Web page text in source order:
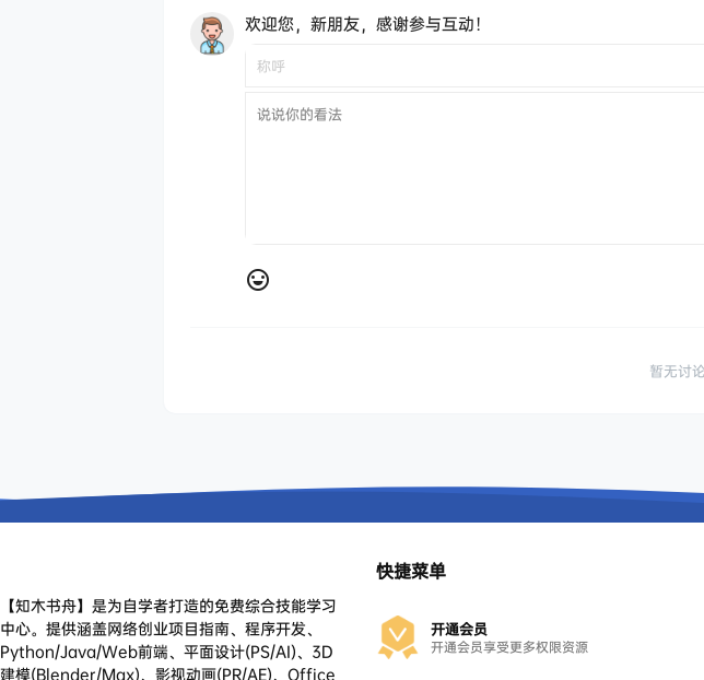
欢迎您，新朋友，感谢参与互动！
暂无讨
【知木书舟】是为自学者打造的免费综合技能学习
中心。提供涵盖网络创业项目指南、程序开发、
Python/Java/Web前端、平面设计(PS/AI)、3D
建模(Blender/Max)、影视动画(PR/AE)、Office
快捷菜单
开通会员
开通会员享受更多权限资源